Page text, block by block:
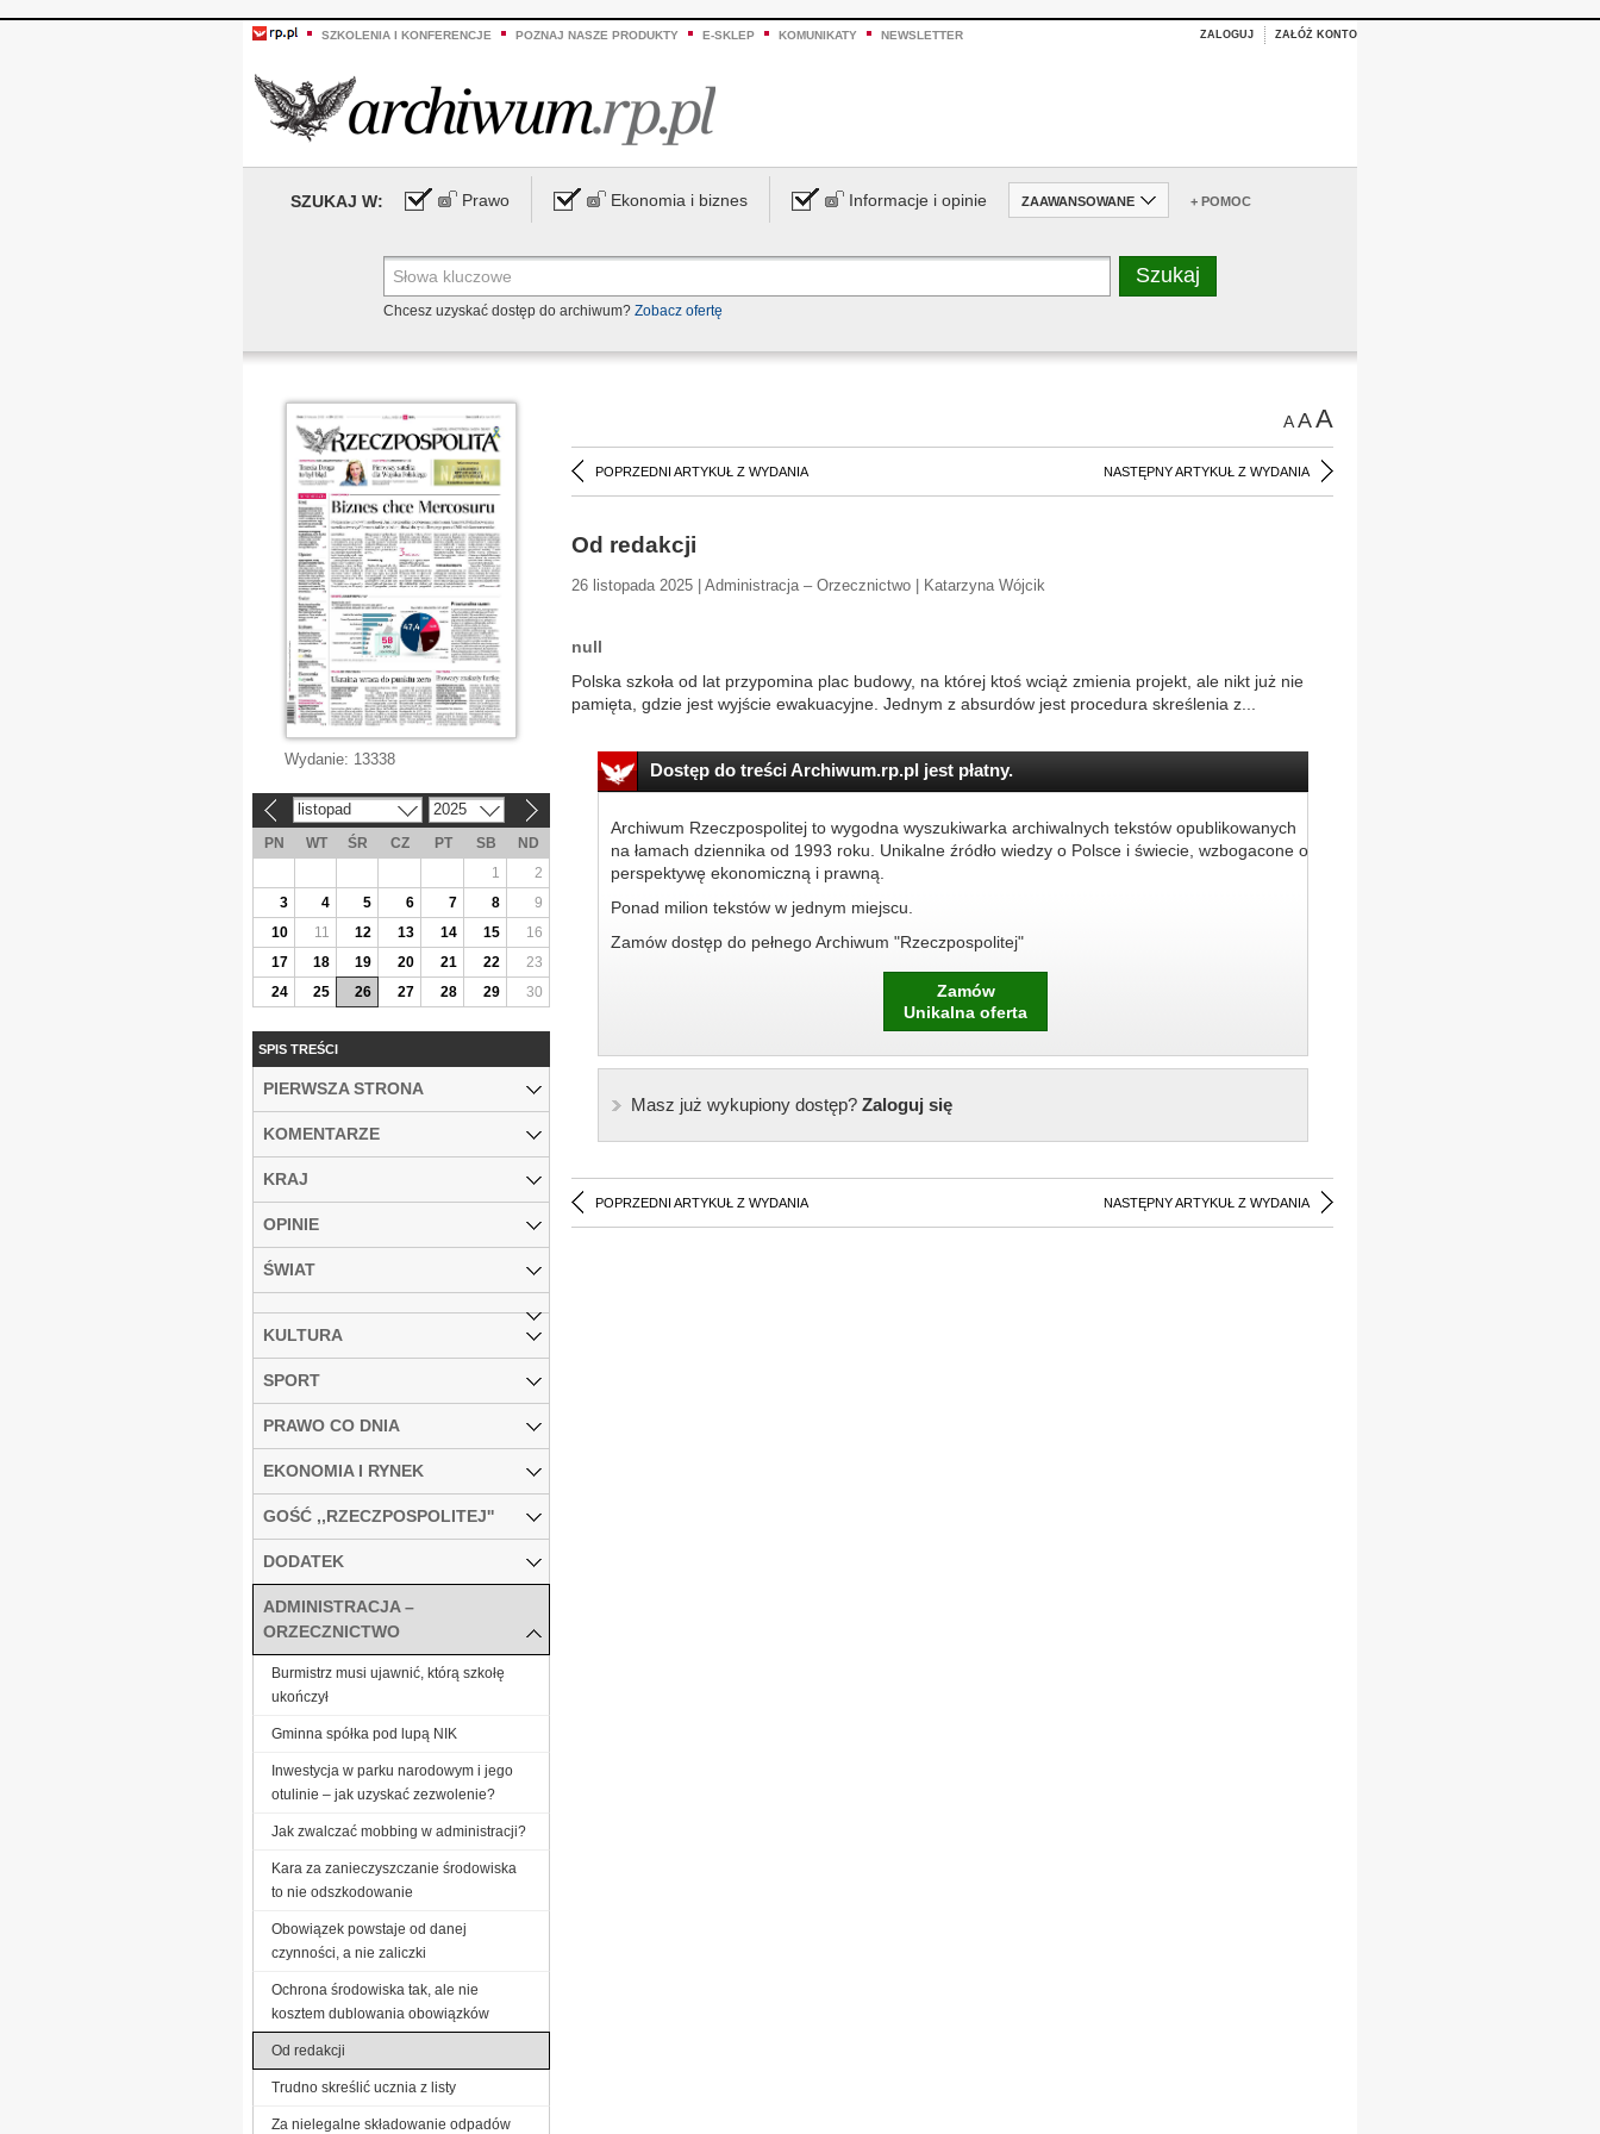
SZKOLENIA I KONFERENCJE POZNAJ NASZE PRODUKTY E-SKLEP KOMUNIKATY NEWSLETTER ZALOGUJ ZAŁÓŻ KONTO
SZUKAJ W: Prawo Ekonomia i biznes Informacje i opinie ZAAWANSOWANE + POMOC
Chcesz uzyskać dostęp do archiwum? Zobacz ofertę
AAA
POPRZEDNI ARTYKUŁ Z WYDANIA NASTĘPNY ARTYKUŁ Z WYDANIA
Od redakcji
26 listopada 2025 | Administracja – Orzecznictwo | Katarzyna Wójcik
null
Polska szkoła od lat przypomina plac budowy, na której ktoś wciąż zmienia projekt, ale nikt już nie
pamięta, gdzie jest wyjście ewakuacyjne. Jednym z absurdów jest procedura skreślenia z...
Dostęp do treści Archiwum.rp.pl jest płatny.
Archiwum Rzeczpospolitej to wygodna wyszukiwarka archiwalnych tekstów opublikowanych
na łamach dziennika od 1993 roku. Unikalne źródło wiedzy o Polsce i świecie, wzbogacone o
perspektywę ekonomiczną i prawną.
Ponad milion tekstów w jednym miejscu.
Zamów dostęp do pełnego Archiwum "Rzeczpospolitej"
Zamów
Unikalna oferta
Masz już wykupiony dostęp?Zaloguj się
POPRZEDNI ARTYKUŁ Z WYDANIA NASTĘPNY ARTYKUŁ Z WYDANIA
Wydanie: 13338
listopad 2025
PN WT ŚR CZ PT SB
ND
1
2
3
4 5 6 7 8
9
10
11 12 13 14 15
16
17
18 19 20 21 22
23
24
25 26 27 28 29 30
SPIS TREŚCI
PIERWSZA STRONA
KOMENTARZE
KRAJ
OPINIE
ŚWIAT
KULTURA
SPORT
PRAWO CO DNIA
EKONOMIA I RYNEK
GOŚĆ ,,RZECZPOSPOLITEJ''
DODATEK
ADMINISTRACJA –
ORZECZNICTWO
Burmistrz musi ujawnić, którą szkołę
ukończył
Gminna spółka pod lupą NIK
Inwestycja w parku narodowym i jego
otulinie – jak uzyskać zezwolenie?
Jak zwalczać mobbing w administracji?
Kara za zanieczyszczanie środowiska
to nie odszkodowanie
Obowiązek powstaje od danej
czynności, a nie zaliczki
Ochrona środowiska tak, ale nie
kosztem dublowania obowiązków
Od redakcji
Trudno skreślić ucznia z listy
Za nielegalne składowanie odpadów